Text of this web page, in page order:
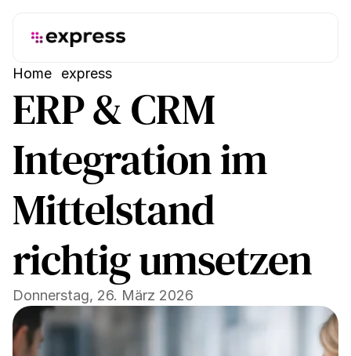
Home express
ERP & CRM
Integration im
Mittelstand
richtig umsetzen
Donnerstag, 26. März 2026